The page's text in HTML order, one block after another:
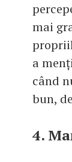
mai
a
când
bun,
4.